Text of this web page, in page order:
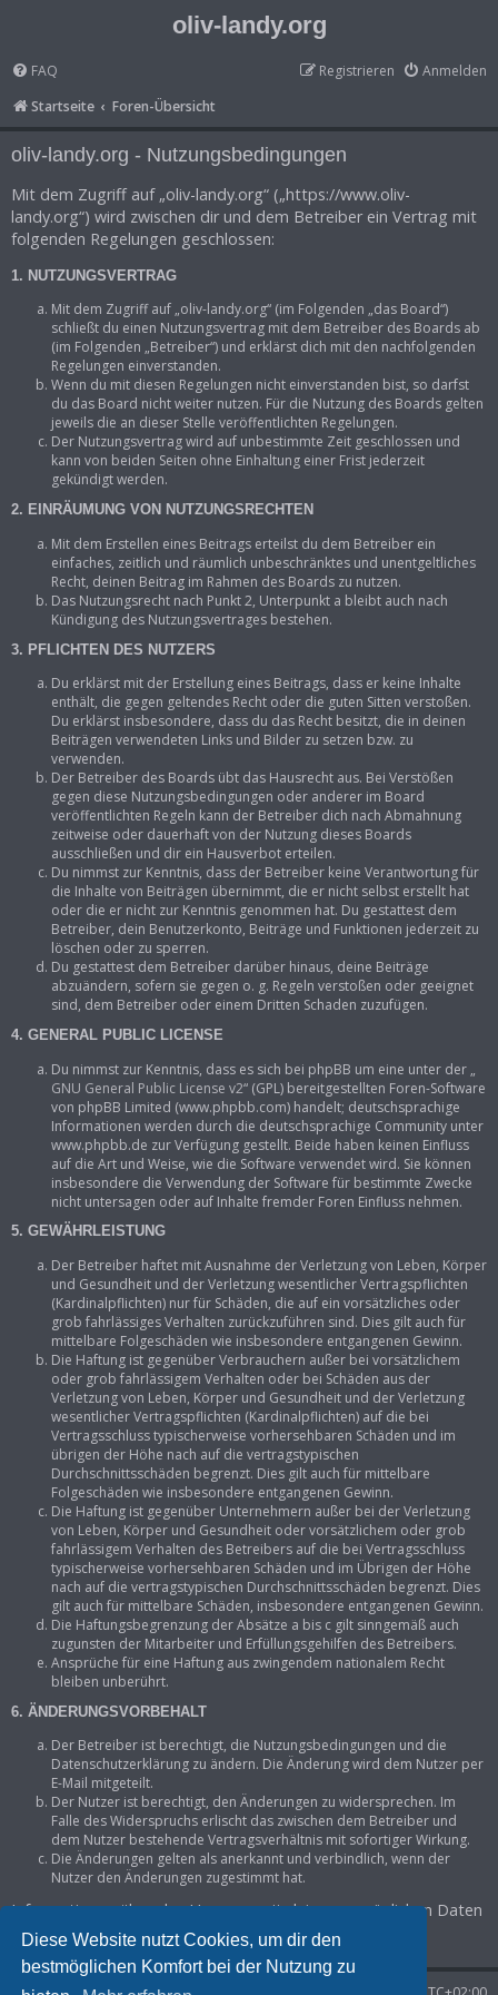
Diese Website nutzt Cookies, um dir den
bestmöglichen Komfort bei der Nutzung zu
oliv-landy.org
FAQ Anmelden
Registrieren
Startseite
Foren-Übersicht
oliv-landy.org - Nutzungsbedingungen
Mit dem Zugriff auf „oliv-landy.org“ („https://www.oliv-
landy.org“) wird zwischen dir und dem Betreiber ein Vertrag mit
folgenden Regelungen geschlossen:
1. NUTZUNGSVERTRAG
Mit dem Zugriff auf „oliv-landy.org“ (im Folgenden „das Board“)
schließt du einen Nutzungsvertrag mit dem Betreiber des Boards ab
(im Folgenden „Betreiber“) und erklärst dich mit den nachfolgenden
Regelungen einverstanden.
Wenn du mit diesen Regelungen nicht einverstanden bist, so darfst
du das Board nicht weiter nutzen. Für die Nutzung des Boards gelten
jeweils die an dieser Stelle veröffentlichten Regelungen.
Der Nutzungsvertrag wird auf unbestimmte Zeit geschlossen und
kann von beiden Seiten ohne Einhaltung einer Frist jederzeit
gekündigt werden.
2. EINRÄUMUNG VON NUTZUNGSRECHTEN
Mit dem Erstellen eines Beitrags erteilst du dem Betreiber ein
einfaches, zeitlich und räumlich unbeschränktes und unentgeltliches
Recht, deinen Beitrag im Rahmen des Boards zu nutzen.
Das Nutzungsrecht nach Punkt 2, Unterpunkt a bleibt auch nach
Kündigung des Nutzungsvertrages bestehen.
3. PFLICHTEN DES NUTZERS
Du erklärst mit der Erstellung eines Beitrags, dass er keine Inhalte
enthält, die gegen geltendes Recht oder die guten Sitten verstoßen.
Du erklärst insbesondere, dass du das Recht besitzt, die in deinen
Beiträgen verwendeten Links und Bilder zu setzen bzw. zu
verwenden.
Der Betreiber des Boards übt das Hausrecht aus. Bei Verstößen
gegen diese Nutzungsbedingungen oder anderer im Board
veröffentlichten Regeln kann der Betreiber dich nach Abmahnung
zeitweise oder dauerhaft von der Nutzung dieses Boards
ausschließen und dir ein Hausverbot erteilen.
Du nimmst zur Kenntnis, dass der Betreiber keine Verantwortung für
die Inhalte von Beiträgen übernimmt, die er nicht selbst erstellt hat
oder die er nicht zur Kenntnis genommen hat. Du gestattest dem
Betreiber, dein Benutzerkonto, Beiträge und Funktionen jederzeit zu
löschen oder zu sperren.
Du gestattest dem Betreiber darüber hinaus, deine Beiträge
abzuändern, sofern sie gegen o. g. Regeln verstoßen oder geeignet
sind, dem Betreiber oder einem Dritten Schaden zuzufügen.
4. GENERAL PUBLIC LICENSE
Du nimmst zur Kenntnis, dass es sich bei phpBB um eine unter der „
GNU General Public License v2“ (GPL) bereitgestellten Foren-Software
von phpBB Limited (www.phpbb.com) handelt; deutschsprachige
Informationen werden durch die deutschsprachige Community unter
www.phpbb.de zur Verfügung gestellt. Beide haben keinen Einfluss
auf die Art und Weise, wie die Software verwendet wird. Sie können
insbesondere die Verwendung der Software für bestimmte Zwecke
nicht untersagen oder auf Inhalte fremder Foren Einfluss nehmen.
5. GEWÄHRLEISTUNG
Der Betreiber haftet mit Ausnahme der Verletzung von Leben, Körper
und Gesundheit und der Verletzung wesentlicher Vertragspflichten
(Kardinalpflichten) nur für Schäden, die auf ein vorsätzliches oder
grob fahrlässiges Verhalten zurückzuführen sind. Dies gilt auch für
mittelbare Folgeschäden wie insbesondere entgangenen Gewinn.
Die Haftung ist gegenüber Verbrauchern außer bei vorsätzlichem
oder grob fahrlässigem Verhalten oder bei Schäden aus der
Verletzung von Leben, Körper und Gesundheit und der Verletzung
wesentlicher Vertragspflichten (Kardinalpflichten) auf die bei
Vertragsschluss typischerweise vorhersehbaren Schäden und im
übrigen der Höhe nach auf die vertragstypischen
Durchschnittsschäden begrenzt. Dies gilt auch für mittelbare
Folgeschäden wie insbesondere entgangenen Gewinn.
Die Haftung ist gegenüber Unternehmern außer bei der Verletzung
von Leben, Körper und Gesundheit oder vorsätzlichem oder grob
fahrlässigem Verhalten des Betreibers auf die bei Vertragsschluss
typischerweise vorhersehbaren Schäden und im Übrigen der Höhe
nach auf die vertragstypischen Durchschnittsschäden begrenzt. Dies
gilt auch für mittelbare Schäden, insbesondere entgangenen Gewinn.
Die Haftungsbegrenzung der Absätze a bis c gilt sinngemäß auch
zugunsten der Mitarbeiter und Erfüllungsgehilfen des Betreibers.
Ansprüche für eine Haftung aus zwingendem nationalem Recht
bleiben unberührt.
6. ÄNDERUNGSVORBEHALT
Der Betreiber ist berechtigt, die Nutzungsbedingungen und die
Datenschutzerklärung zu ändern. Die Änderung wird dem Nutzer per
E-Mail mitgeteilt.
Der Nutzer ist berechtigt, den Änderungen zu widersprechen. Im
Falle des Widerspruchs erlischt das zwischen dem Betreiber und
dem Nutzer bestehende Vertragsverhältnis mit sofortiger Wirkung.
Die Änderungen gelten als anerkannt und verbindlich, wenn der
Nutzer den Änderungen zugestimmt hat.
Informationen über den Umgang mit deinen persönlichen Daten
sind in der Datenschutzerklärung enthalten.